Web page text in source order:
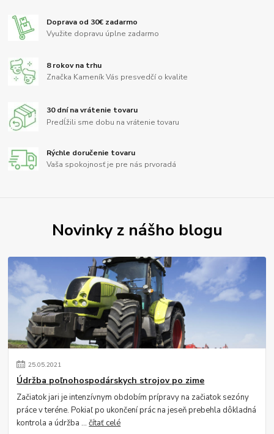
Doprava od 30€ zadarmo
Využite dopravu úplne zadarmo
8 rokov na trhu
Značka Kameník Vás presvedčí o kvalite
30 dní na vrátenie tovaru
Predĺžili sme dobu na vrátenie tovaru
Rýchle doručenie tovaru
Vaša spokojnosť je pre nás prvoradá
Novinky z nášho blogu
25.05.2021
Údržba poľnohospodárskych strojov po zime
Začiatok jari je intenzívnym obdobím prípravy na začiatok sezóny
práce v teréne. Pokiaľ po ukončení prác na jeseň prebehla dôkladná
kontrola a údržba ...čítať celé